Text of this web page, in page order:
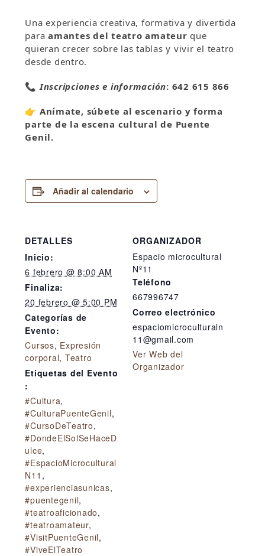
Una experiencia creativa, formativa y divertida
paraamantes del teatro amateur que
quieran crecer sobre las tablas y vivir el teatro
desde dentro.
📞Inscripciones e información: 642 615 866
👉 Anímate, súbete al escenario y forma
parte de la escena cultural de Puente
Genil.
Añadir al calendario
DETALLES
Inicio:
6 febrero @ 8:00 AM
Finaliza:
20 febrero @ 5:00 PM
Categorías de
Evento:
Cursos, Expresión
corporal, Teatro
Etiquetas del Evento
:
#Cultura,
#CulturaPuenteGenil,
#CursoDeTeatro,
#DondeElSolSeHaceD
ulce,
#EspacioMicrocultural
N11 ,
#experienciasunicas,
#puentegenil,
#teatroaficionado,
#teatroamateur,
#VisitPuenteGenil,
#ViveElTeatro
ORGANIZADOR
Espacio microcultural
Nº11
Teléfono
667996747
Correo electrónico
espaciomicroculturaln
11@gmail.com
Ver Web del
Organizador